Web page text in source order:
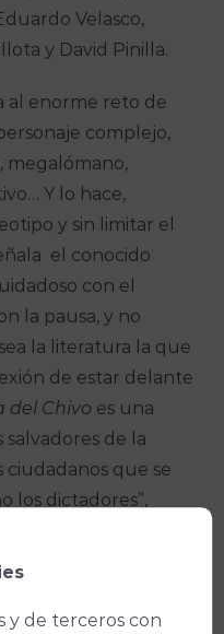
Velasco,
y David Pinilla.
al enorme reto de
complejo,
megalómano,
Y lo hace,
y sin limitar el
el conocido
con el
la pausa, y no
la literatura la que
de estar delante
del Chivo es una
de la
ciudadanos que se
los dictadores”,
y de terceros con